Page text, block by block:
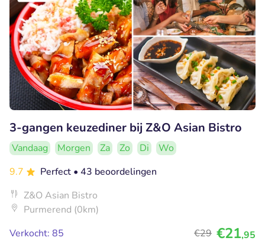
3-gangen keuzediner bij Z&O Asian Bistro
Vandaag Morgen Za Zo Di
Wo
9.7
Perfect • 43 beoordelingen
Z&O Asian Bistro
Purmerend (0km)
Verkocht: 85
€29 €21,95